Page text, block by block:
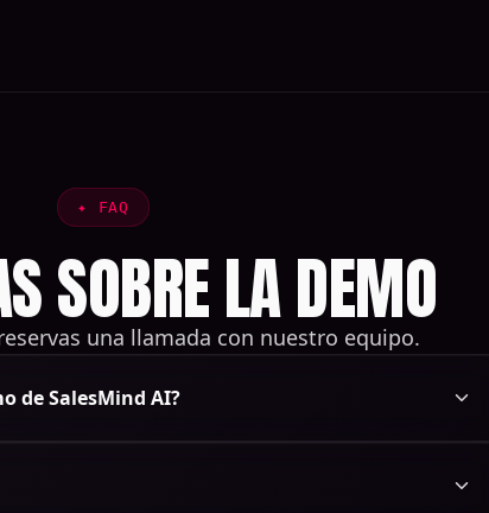
✦ FAQ
SOBRE LA DEMO
una llamada con nuestro equipo.
de SalesMind AI?